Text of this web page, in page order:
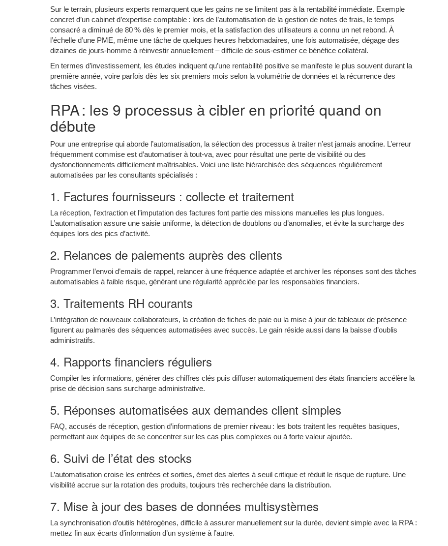
Sur le terrain, plusieurs experts remarquent que les gains ne se limitent pas à la rentabilité immédiate. Exemple
concret d’un cabinet d’expertise comptable : lors de l’automatisation de la gestion de notes de frais, le temps
consacré a diminué de 80 % dès le premier mois, et la satisfaction des utilisateurs a connu un net rebond. À
l’échelle d’une PME, même une tâche de quelques heures hebdomadaires, une fois automatisée, dégage des
dizaines de jours-homme à réinvestir annuellement – difficile de sous-estimer ce bénéfice collatéral.
En termes d’investissement, les études indiquent qu’une rentabilité positive se manifeste le plus souvent durant la
première année, voire parfois dès les six premiers mois selon la volumétrie de données et la récurrence des
tâches visées.
RPA : les 9 processus à cibler en priorité quand on
débute
Pour une entreprise qui aborde l’automatisation, la sélection des processus à traiter n’est jamais anodine. L’erreur
fréquemment commise est d’automatiser à tout-va, avec pour résultat une perte de visibilité ou des
dysfonctionnements difficilement maîtrisables. Voici une liste hiérarchisée des séquences régulièrement
automatisées par les consultants spécialisés :
1. Factures fournisseurs : collecte et traitement
La réception, l’extraction et l’imputation des factures font partie des missions manuelles les plus longues.
L’automatisation assure une saisie uniforme, la détection de doublons ou d’anomalies, et évite la surcharge des
équipes lors des pics d’activité.
2. Relances de paiements auprès des clients
Programmer l’envoi d’emails de rappel, relancer à une fréquence adaptée et archiver les réponses sont des tâches
automatisables à faible risque, générant une régularité appréciée par les responsables financiers.
3. Traitements RH courants
L’intégration de nouveaux collaborateurs, la création de fiches de paie ou la mise à jour de tableaux de présence
figurent au palmarès des séquences automatisées avec succès. Le gain réside aussi dans la baisse d’oublis
administratifs.
4. Rapports financiers réguliers
Compiler les informations, générer des chiffres clés puis diffuser automatiquement des états financiers accélère la
prise de décision sans surcharge administrative.
5. Réponses automatisées aux demandes client simples
FAQ, accusés de réception, gestion d’informations de premier niveau : les bots traitent les requêtes basiques,
permettant aux équipes de se concentrer sur les cas plus complexes ou à forte valeur ajoutée.
6. Suivi de l’état des stocks
L’automatisation croise les entrées et sorties, émet des alertes à seuil critique et réduit le risque de rupture. Une
visibilité accrue sur la rotation des produits, toujours très recherchée dans la distribution.
7. Mise à jour des bases de données multisystèmes
La synchronisation d’outils hétérogènes, difficile à assurer manuellement sur la durée, devient simple avec la RPA :
mettez fin aux écarts d’information d’un système à l’autre.